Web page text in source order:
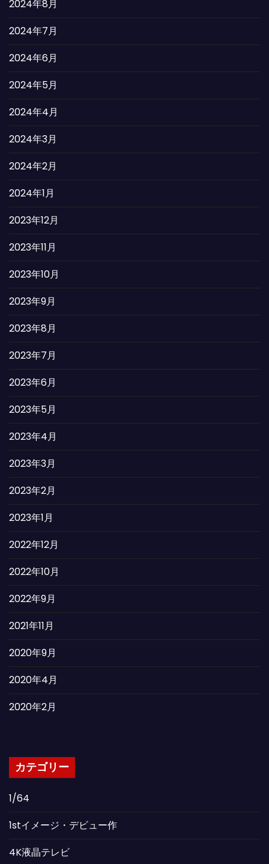
2024年8月
2024年7月
2024年6月
2024年5月
2024年4月
2024年3月
2024年2月
2024年1月
2023年12月
2023年11月
2023年10月
2023年9月
2023年8月
2023年7月
2023年6月
2023年5月
2023年4月
2023年3月
2023年2月
2023年1月
2022年12月
2022年10月
2022年9月
2021年11月
2020年9月
2020年4月
2020年2月
カテゴリー
1/64
1stイメージ・デビュー作
4K液晶テレビ